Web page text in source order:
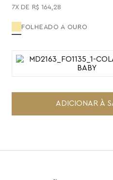
7 R$ 164 28
FOLHEADO A OURO
ADICIONAR À